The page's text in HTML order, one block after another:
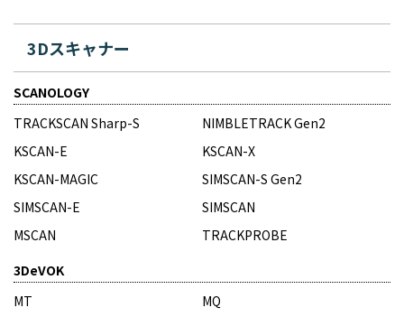
3Dスキャナー
SCANOLOGY
TRACKSCAN Sharp-S
NIMBLETRACK Gen2
KSCAN-E
KSCAN-X
KSCAN-MAGIC
SIMSCAN-S Gen2
SIMSCAN-E
SIMSCAN
MSCAN
TRACKPROBE
3DeVOK
MT
MQ